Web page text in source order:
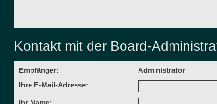
Kontakt mit der Board-
Empfänger:
Administrator
Ihre E-Mail-Adresse: